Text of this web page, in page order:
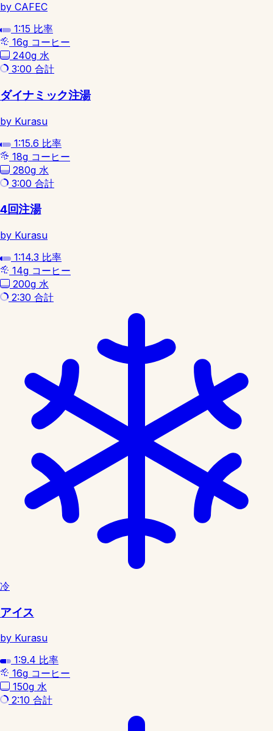
by CAFEC
1:15 比率
16g コーヒー
240g 水
3:00 合計
ダイナミック注湯
by Kurasu
1:15.6 比率
18g コーヒー
280g 水
3:00 合計
4回注湯
by Kurasu
1:14.3 比率
14g コーヒー
200g 水
2:30 合計
冷
アイス
by Kurasu
1:9.4 比率
16g コーヒー
150g 水
2:10 合計